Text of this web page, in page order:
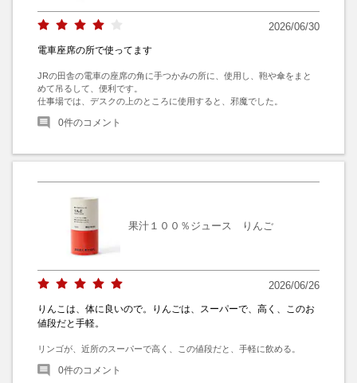
2026/06/30
電車座席の所で使ってます
JRの田舎の電車の座席の角に手つかみの所に、使用し、鞄や傘をまと
めて吊るして、便利です。
仕事場では、デスクの上のところに使用すると、邪魔でした。
0件のコメント
果汁１００％ジュース りんご
2026/06/26
りんこは、体に良いので。りんごは、スーパーで、高く、このお
値段だと手軽。
リンゴが、近所のスーパーで高く、この値段だと、手軽に飲める。
0件のコメント